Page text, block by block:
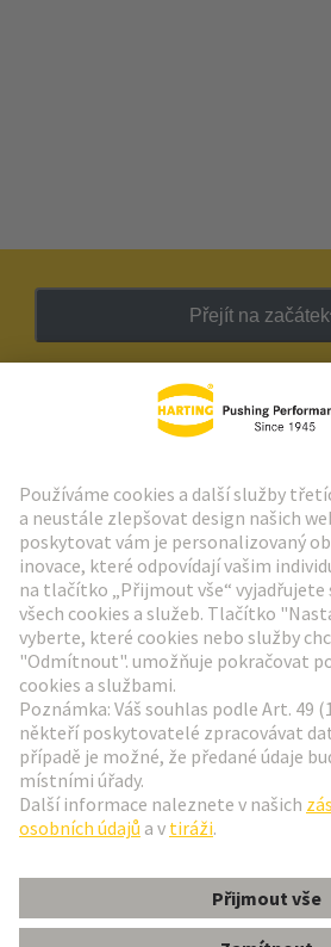
Přejít na začátek
Zpravodaj HARTING
Přejít na registraci
Social Media
Česká republika
© Technologická skupina HARTING